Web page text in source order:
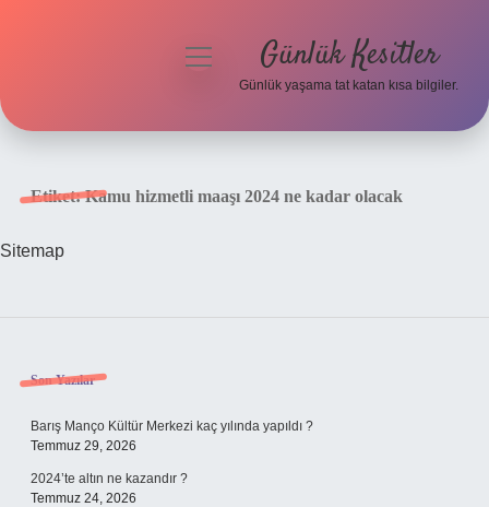
menüyü
Günlük Kesitler
Günlük yaşama tat katan kısa bilgiler.
Etiket:Kamu hizmetli maaşı 2024 ne kadar olacak
Sitemap
Sidebar
Son Yazılar
Barış Manço Kültür Merkezi kaç yılında yapıldı ?
Temmuz 29, 2026
2024’te altın ne kazandır ?
Temmuz 24, 2026